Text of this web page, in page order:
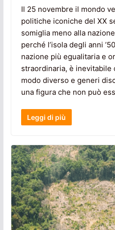
Il 25 novembre il mondo
politiche iconiche del XX
somiglia meno alla
perché l’isola degli anni
nazione più egualitaria e
straordinaria, è inevitabile
modo diverso e generi
una figura che non può
Leggi di più